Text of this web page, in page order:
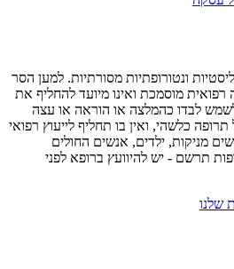
ונטורופתיות מסורתיות. למען הסר
מוסמכת ואינו מיועד להחליף את
לשמש לבדו כהמלצה או הוראה או עצה
כלשהי, ואין בו תחליף לייעוץ רפואי
מניקות, ילדים, אנשים החולים
תרשם - יש להיוועץ ברופא לפני
שלנו